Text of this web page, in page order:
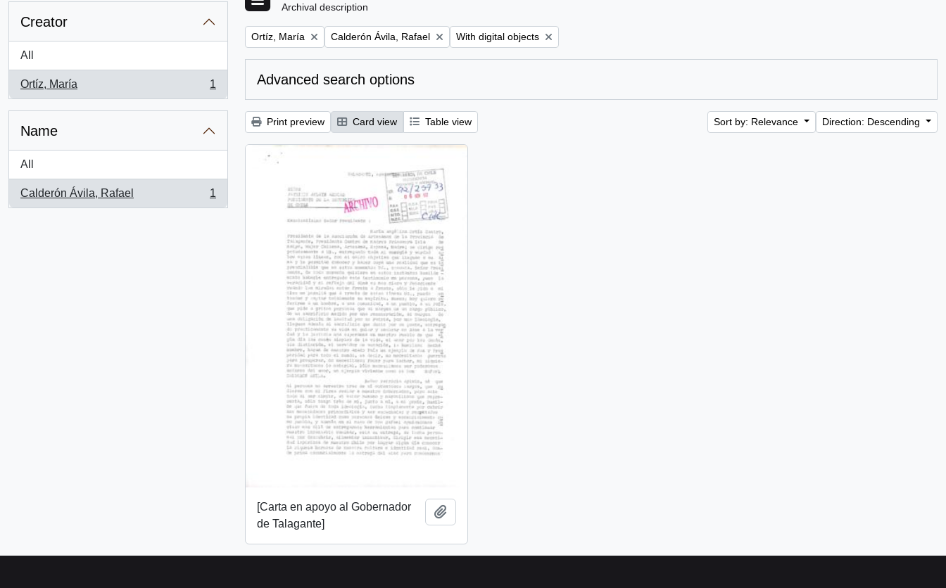
Creator
All
Ortíz, María
, 1 results
1
Name
All
Calderón Ávila, Rafael
, 1 results
1
Archival description
Remove filter:
Ortíz, María Remove filter:
Calderón Ávila, Rafael Remove filter:
With digital objects
Advanced search options
Print preview Card view Table view Sort by: Relevance Direction: Descending
[Carta en apoyo al Gobernador
de Talagante]